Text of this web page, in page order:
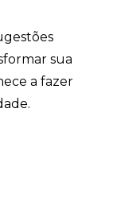
sua
a fazer